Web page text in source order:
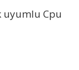
uyumlu Cpu